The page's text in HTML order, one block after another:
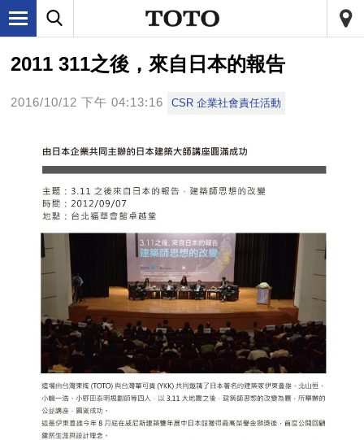
2011 311之後，來自日本的報告
2016/10/12 下午 04:13:16 CSR 企業社會責任活動